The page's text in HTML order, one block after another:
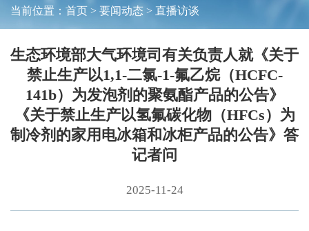
当前位置： 首页> 要闻动态 > 直播访谈
生态环境部大气环境司有关负责人就《关于
禁止生产以1,1-二氯-1-氟乙烷（HCFC-
141b）为发泡剂的聚氨酯产品的公告》
《关于禁止生产以氢氟碳化物（HFCs）为
制冷剂的家用电冰箱和冰柜产品的公告》答
记者问
2025-11-24